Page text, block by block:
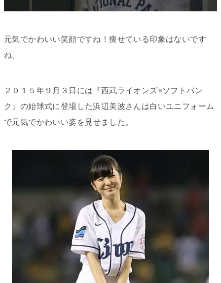
元気でかわいい笑顔ですね！痩せている印象はないです
ね。
２０１５年９月３日には『西武ライオンズ×ソフトバン
ク 』の始球式に登場した浜辺美波さんは白いユニフォーム
で元気でかわいい姿を見せました。